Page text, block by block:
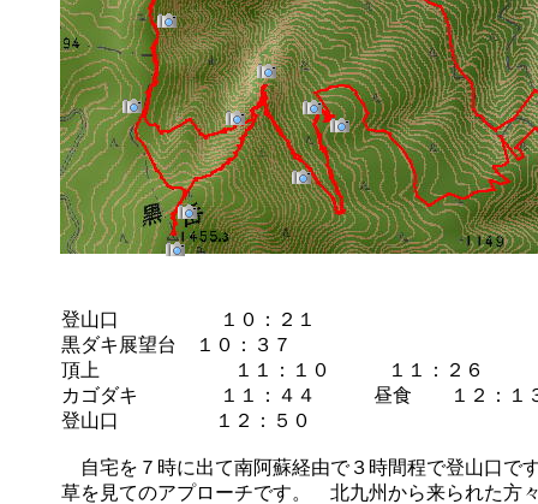
登山口 １０：２１
黒ダキ展望台 １０：３７
頂上 １１：１０ １１：２６
カゴダキ １１：４４ 昼食 １２：１
登山口 １２：５０
自宅を７時に出て南阿蘇経由で３時間程で登山口で
草を見てのアプローチです。 北九州から来られた方